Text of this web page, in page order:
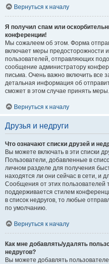
Вернуться к началу
Я получил спам или
конференции!
Мы сожалеем об этом. Форма
включает меры предосторожности
пользователей, отправляющих
сообщение администратору
письма. Очень важно включить все
детальная информация об
сможет в этом случае принять меры.
Вернуться к началу
Друзья и недруги
Что означают списки друзей и
Вы можете включать в эти списки
Пользователи, добавленные в
личном разделе для получения
находятся ли они сейчас в сети, и
Сообщения от этих пользователей
поддерживается стилем
в список недругов, то любые
по умолчанию.
Вернуться к началу
Как мне добавлять/удалять
недругов?
Вы можете добавлять